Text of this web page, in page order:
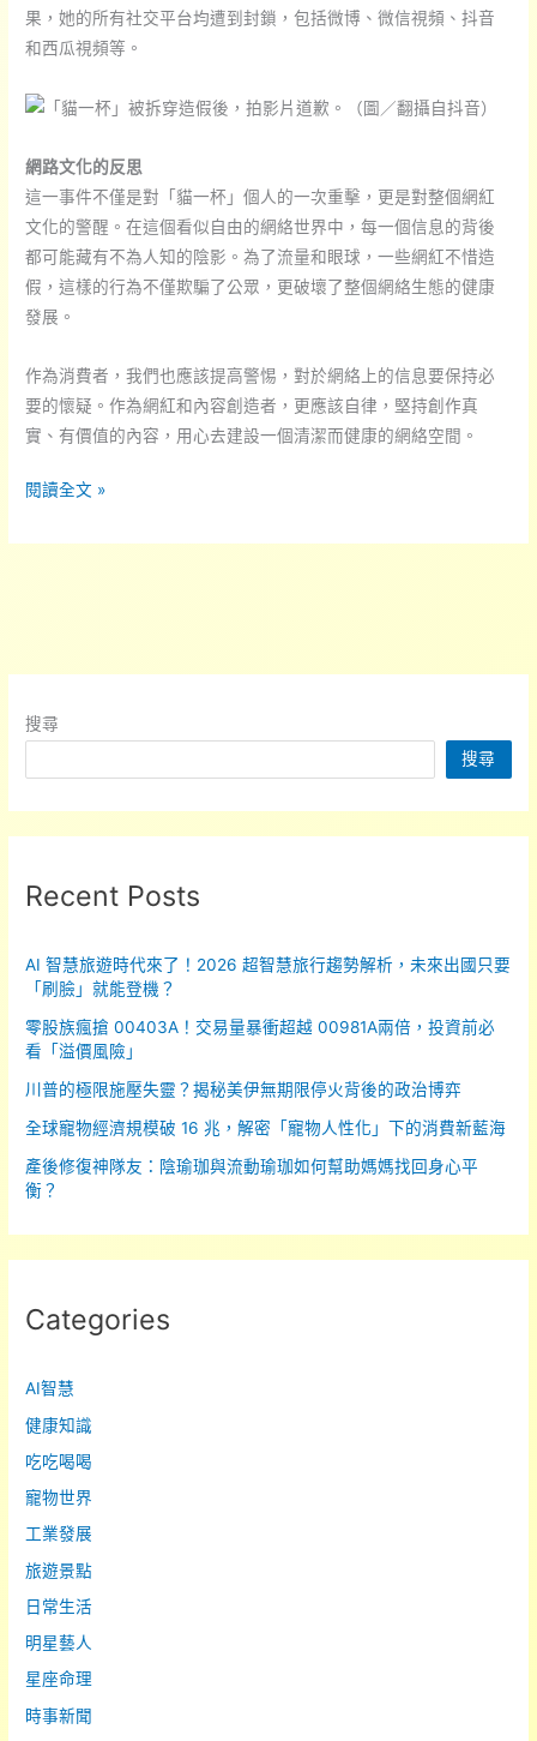
果，她的所有社交平台均遭到封鎖，包括微博、微信視頻、抖音
和西瓜視頻等。
網路文化的反思
這一事件不僅是對「貓一杯」個人的一次重擊，更是對整個網紅
文化的警醒。在這個看似自由的網絡世界中，每一個信息的背後
都可能藏有不為人知的陰影。為了流量和眼球，一些網紅不惜造
假，這樣的行為不僅欺騙了公眾，更破壞了整個網絡生態的健康
發展。
作為消費者，我們也應該提高警惕，對於網絡上的信息要保持必
要的懷疑。作為網紅和內容創造者，更應該自律，堅持創作真
實、有價值的內容，用心去建設一個清潔而健康的網絡空間。
網
假
波：
在
黎
發
現
中
國
小
生
業
件
入
解
析
閱讀全文 »
搜尋
搜尋
Recent Posts
AI 智慧旅遊時代來了！2026 超智慧旅行趨勢解析，未來出國只要
「刷臉」就能登機？
零股族瘋搶 00403A！交易量暴衝超越 00981A兩倍，投資前必
看「溢價風險」
川普的極限施壓失靈？揭秘美伊無期限停火背後的政治博弈
全球寵物經濟規模破 16 兆，解密「寵物人性化」下的消費新藍海
產後修復神隊友：陰瑜珈與流動瑜珈如何幫助媽媽找回身心平
衡？
Categories
AI智慧
健康知識
吃吃喝喝
寵物世界
工業發展
旅遊景點
日常生活
明星藝人
星座命理
時事新聞